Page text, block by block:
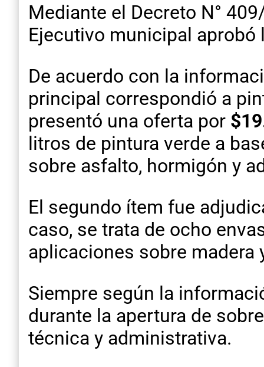
Mediante el Decreto N°
Ejecutivo municipal
De acuerdo con la
principal correspondió a
presentó una oferta por
litros de pintura verde a
sobre asfalto, hormigón y
El segundo ítem fue
caso, se trata de ocho
aplicaciones sobre madera
Siempre según la
durante la apertura de
técnica y administrativa.